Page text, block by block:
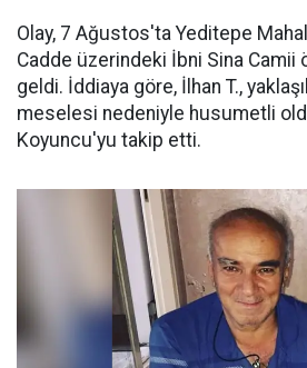
Olay, 7 Ağustos'ta Yeditepe
Cadde üzerindeki İbni Sina Camii
geldi. İddiaya göre, İlhan T.,
meselesi nedeniyle husumetli
Koyuncu'yu takip etti.